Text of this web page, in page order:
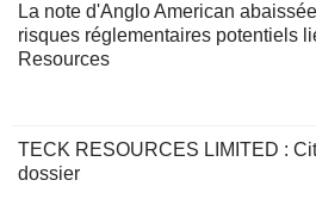
La note d'Anglo American
risques réglementaires potentiels
Resources
TECK RESOURCES LIMITED :
dossier